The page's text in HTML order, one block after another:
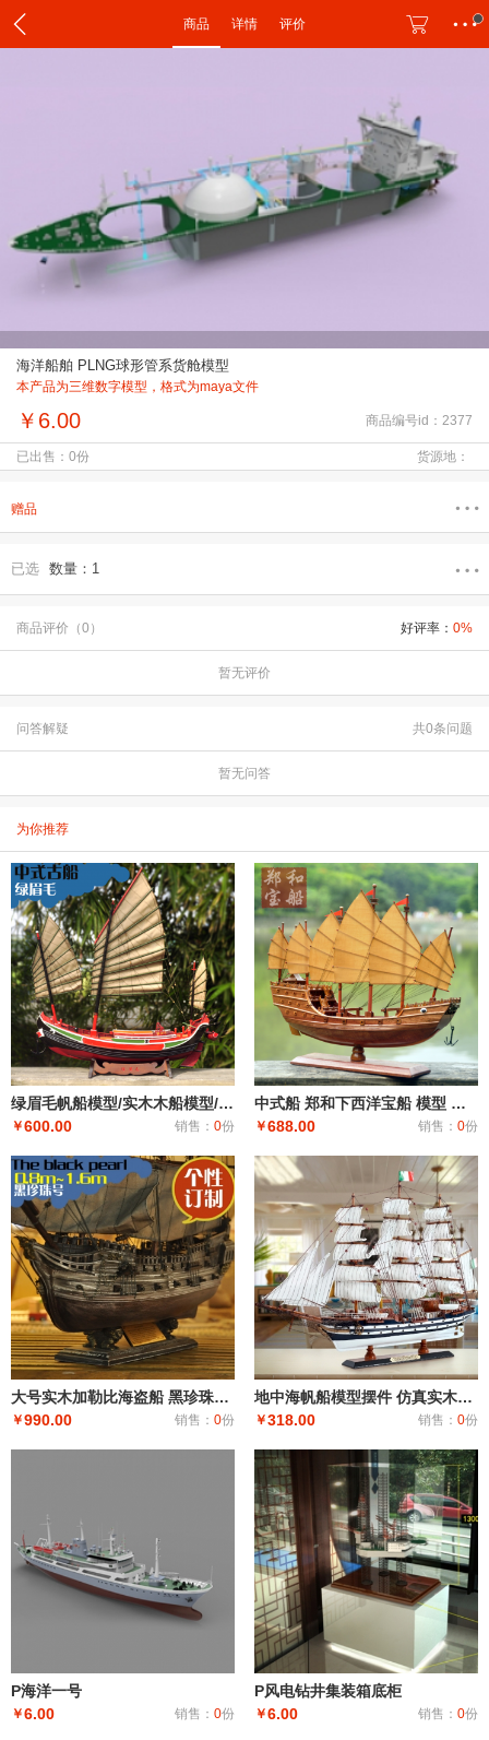
商品 详情 评价
海洋船舶 PLNG球形管系货舱模型
本产品为三维数字模型，格式为maya文件
￥6.00 商品编号id：2377
已出售：0份 货源地：
赠品
已选 数量：1
商品评价（0） 好评率： 0%
暂无评价
问答解疑 共0条问题
暂无问答
为你推荐
绿眉毛帆船模型/实木木船模型/手工模型/工艺木船模型/竹泓木船
￥600.00 销售： 0份
中式船 郑和下西洋宝船 模型 战船 红木船 木制博古架摆件工艺品
￥688.00 销售： 0份
大号实木加勒比海盗船 黑珍珠号帆船模型 木制复古工艺船生日礼物
￥990.00 销售： 0份
地中海帆船模型摆件 仿真实木船装饰 一帆风顺木质工艺船
￥318.00 销售： 0份
P海洋一号
￥6.00 销售： 0份
P风电钻井集装箱底柜
￥6.00 销售： 0份